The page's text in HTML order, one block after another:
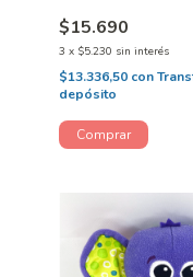
$15.690
3 x $5.230 sin interés
$13.336,50 con
depósito